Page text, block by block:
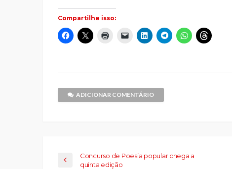
Compartilhe isso:
Clique
para
Clique
para
Clique
para
Clique
para
um
amigo(abre
em
Clique
para
Clique
para
Clique
para
Clique
para
ADICIONAR COMENTÁRIO
Concurso de Poesia popular chega a
quinta edição